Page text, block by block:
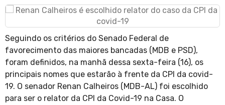
Seguindo os critérios do Senado Federal de
favorecimento das maiores bancadas (MDB e PSD),
foram definidos, na manhã dessa sexta-feira (16), os
principais nomes que estarão à frente da CPI da covid-
19. O senador Renan Calheiros (MDB-AL) foi escolhido
para ser o relator da CPI da Covid-19 na Casa. O